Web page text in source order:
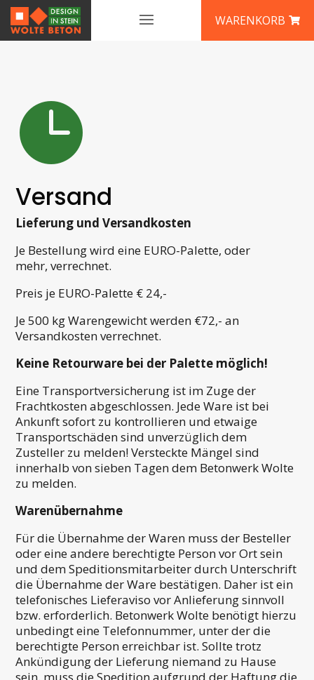
WARENKORB

Versand
Lieferung und Versandkosten
Je Bestellung wird eine EURO-Palette, oder
mehr, verrechnet.
Preis je EURO-Palette € 24,-
Je 500 kg Warengewicht werden €72,- an
Versandkosten verrechnet.
Keine Retourware bei der Palette möglich!
Eine Transportversicherung ist im Zuge der
Frachtkosten abgeschlossen. Jede Ware ist bei
Ankunft sofort zu kontrollieren und etwaige
Transportschäden sind unverzüglich dem
Zusteller zu melden! Versteckte Mängel sind
innerhalb von sieben Tagen dem Betonwerk Wolte
zu melden.
Warenübernahme
Für die Übernahme der Waren muss der Besteller
oder eine andere berechtigte Person vor Ort sein
und dem Speditionsmitarbeiter durch Unterschrift
die Übernahme der Ware bestätigen. Daher ist ein
telefonisches Lieferaviso vor Anlieferung sinnvoll
bzw. erforderlich. Betonwerk Wolte benötigt hierzu
unbedingt eine Telefonnummer, unter der die
berechtigte Person erreichbar ist. Sollte trotz
Ankündigung der Lieferung niemand zu Hause